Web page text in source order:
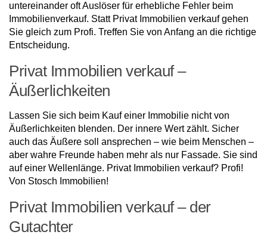
untereinander oft Auslöser für erhebliche Fehler beim
Immobilienverkauf. Statt Privat Immobilien verkauf gehen
Sie gleich zum Profi. Treffen Sie von Anfang an die richtige
Entscheidung.
Privat Immobilien verkauf –
Äußerlichkeiten
Lassen Sie sich beim Kauf einer Immobilie nicht von
Äußerlichkeiten blenden. Der innere Wert zählt. Sicher
auch das Äußere soll ansprechen – wie beim Menschen –
aber wahre Freunde haben mehr als nur Fassade. Sie sind
auf einer Wellenlänge. Privat Immobilien verkauf? Profi!
Von Stosch Immobilien!
Privat Immobilien verkauf – der
Gutachter